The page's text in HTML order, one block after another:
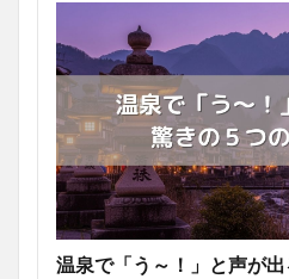
温泉で「う～！」と声が